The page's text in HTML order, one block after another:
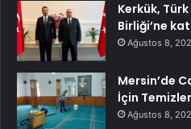
Kerkük,
Birliği’ne
Ağustos 8,
Mersin’de
İçin
Ağustos 8,